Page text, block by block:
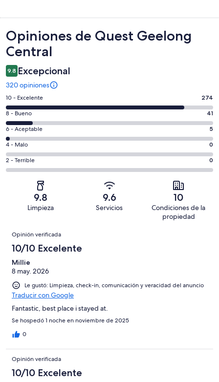
Opiniones
Opiniones de Quest Geelong
Central
9.8 Excepcional
320 opiniones
Puntuación
de
10,
es
decir,
Excelente.
Basada
en
opiniones
10 - Excelente 274
Puntuación
de
8,
es
decir,
Bueno.
8 - Bueno 41
Puntuación
de
6,
es
decir,
Aceptable.
320
opiniones
6 - Aceptable 5
Puntuación
de
4,
Basada
de
320
opiniones
4 - Malo 0
Puntuación
de
Terrible.
en
de
320
opiniones
2 - Terrible 0
9.8
Limpieza
9.6
Servicios
10
Condiciones de la
propiedad
Opiniones
Opinión verificada
10/10 Excelente
Millie
8 may. 2026
Le gustó: Limpieza, check-in, comunicación y veracidad del anuncio
Traducir con Google
Fantastic, best place i stayed at.
Se hospedó 1 noche en noviembre de 2025
0
Opinión verificada
10/10 Excelente